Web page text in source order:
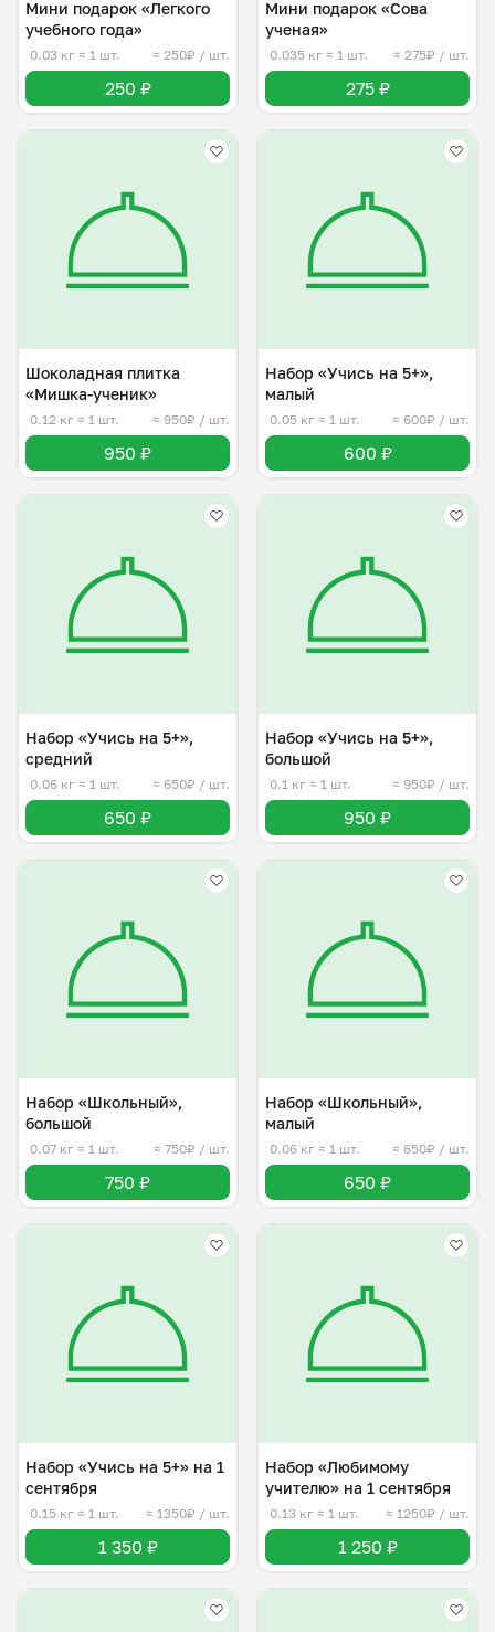
Мини подарок «Легкого
учебного года»
0.03 кг ≈ 1 шт. ≈ 250₽ / шт.
250 ₽
Мини подарок «Сова
ученая»
0.035 кг ≈ 1 шт. ≈ 275₽ / шт.
275 ₽
Шоколадная плитка
«Мишка-ученик»
0.12 кг ≈ 1 шт. ≈ 950₽ / шт.
950 ₽
Набор «Учись на 5+»,
малый
0.05 кг ≈ 1 шт. ≈ 600₽ / шт.
600 ₽
Набор «Учись на 5+»,
средний
0.06 кг ≈ 1 шт. ≈ 650₽ / шт.
650 ₽
Набор «Учись на 5+»,
большой
0.1 кг ≈ 1 шт. ≈ 950₽ / шт.
950 ₽
Набор «Школьный»,
большой
0.07 кг ≈ 1 шт. ≈ 750₽ / шт.
750 ₽
Набор «Школьный»,
малый
0.06 кг ≈ 1 шт. ≈ 650₽ / шт.
650 ₽
Набор «Учись на 5+» на 1
сентября
0.15 кг ≈ 1 шт. ≈ 1350₽ / шт.
1 350 ₽
Набор «Любимому
учителю» на 1 сентября
0.13 кг ≈ 1 шт. ≈ 1250₽ / шт.
1 250 ₽